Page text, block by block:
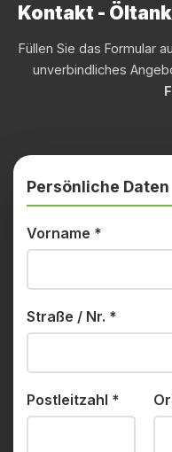
Kontakt -
Füllen Sie das Formular
unverbindliches
Persönliche Daten
Vorname *
Straße / Nr. *
Postleitzahl *